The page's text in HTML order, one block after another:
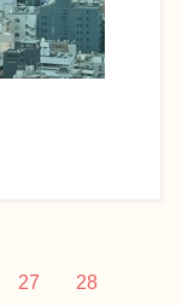
27 28